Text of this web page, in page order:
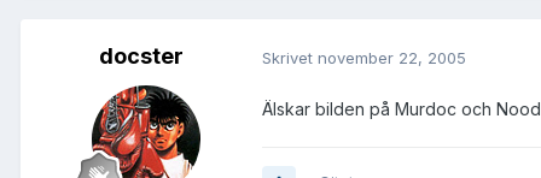
docster Skrivet november 22, 2005
Älskar bilden på Murdoc och